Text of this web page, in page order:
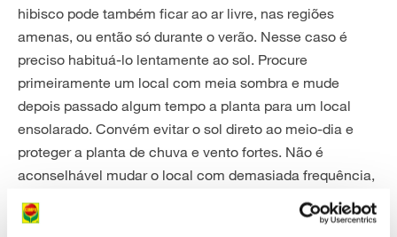
hibisco pode também ficar ao ar livre, nas regiões
amenas, ou então só durante o verão. Nesse caso é
preciso habituá-lo lentamente ao sol. Procure
primeiramente um local com meia sombra e mude
depois passado algum tempo a planta para um local
ensolarado. Convém evitar o sol direto ao meio-dia e
proteger a planta de chuva e vento fortes. Não é
aconselhável mudar o local com demasiada frequência,